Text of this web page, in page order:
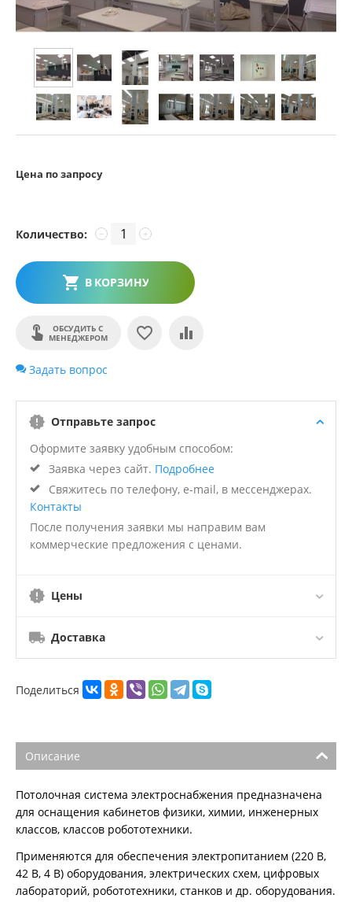
Цена по запросу
Количество: +
−
В КОРЗИНУ
ОБСУДИТЬ С
МЕНЕДЖЕРОМ
Задать вопрос
Отправьте запрос
Оформите заявку удобным способом:
Заявка через сайт. Подробнее
Свяжитесь по телефону, e-mail, в мессенджерах.
Контакты
После получения заявки мы направим вам
коммерческие предложения с ценами.
Цены
Доставка
Поделиться
Описание
Потолочная система электроснабжения предназначена
для оснащения кабинетов физики, химии, инженерных
классов, классов робототехники.
Применяются для обеспечения электропитанием (220 В,
42 В, 4 В) оборудования, электрических схем, цифровых
лабораторий, робототехники, станков и др. оборудования.